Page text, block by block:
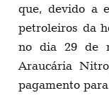
que, devido a
petroleiros da
no dia 29 de
Araucária
pagamento